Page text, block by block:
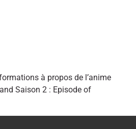
à propos de l’anime
Saison 2 : Episode of